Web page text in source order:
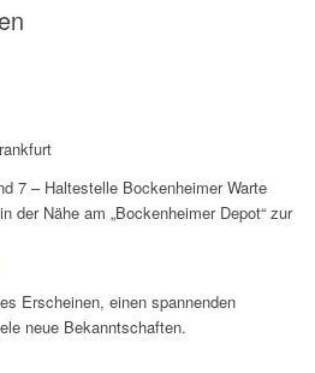
7 – Haltestelle Bockenheimer Warte
der Nähe am „Bockenheimer Depot“ zur
Erscheinen, einen spannenden
neue Bekanntschaften.